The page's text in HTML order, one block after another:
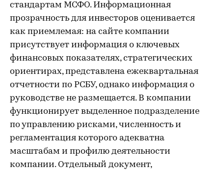
стандартам МСФО. Информационная
прозрачность для инвесторов оценивается
как приемлемая: на сайте компании
присутствует информация о ключевых
финансовых показателях, стратегических
ориентирах, представлена ежеквартальная
отчетности по РСБУ, однако информация о
руководстве не размещается. В компании
функционирует выделенное подразделение
по управлению рисками, численность и
регламентация которого адекватна
масштабам и профилю деятельности
компании. Отдельный документ,